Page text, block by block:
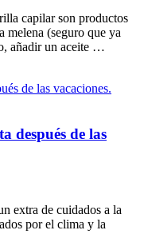
capilar son productos
melena (seguro que ya
añadir un aceite …
después de las
extra de cuidados a la
por el clima y la